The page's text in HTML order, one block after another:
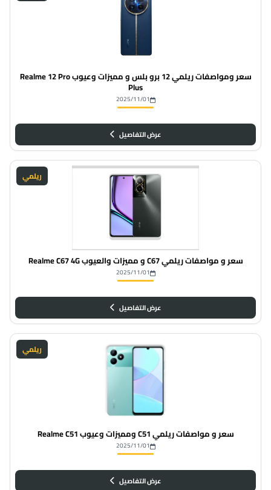
سعر ومواصفات ريلمي 12 برو بلس و مميزات وعيوب Realme 12 Pro
Plus
2025/11/01
عرض التفاصيل
ريلمي
سعر و مواصفات ريلمي C67 و مميزات والعيوب Realme C67 4G
2025/11/01
عرض التفاصيل
ريلمي
سعر و مواصفات ريلمي C51 ومميزات وعيوب Realme C51
2025/11/01
عرض التفاصيل